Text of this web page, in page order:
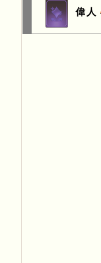
偉人